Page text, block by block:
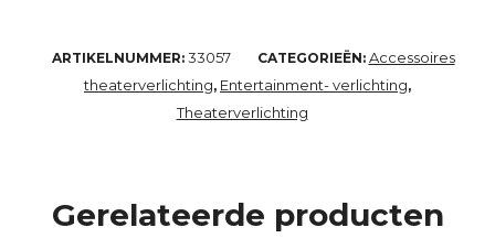
ARTIKELNUMMER: 33057 CATEGORIEËN: Accessoires
theaterverlichting, Entertainment- verlichting,
Theaterverlichting
Gerelateerde producten